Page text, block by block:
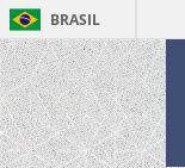
BRASIL